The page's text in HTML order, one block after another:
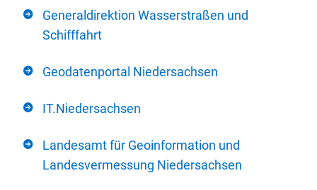
Generaldirektion Wasserstraßen und
Schifffahrt
Geodatenportal Niedersachsen
IT.Niedersachsen
Landesamt für Geoinformation und
Landesvermessung Niedersachsen